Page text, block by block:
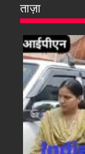
ताज़ा